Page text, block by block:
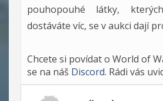
pouhopouhé látky,
dostáváte víc, se v aukci dají
Chcete si povídat o World of
se na náš Discord. Rádi vás